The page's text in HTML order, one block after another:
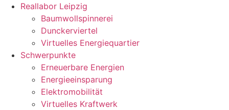
Reallabor Leipzig
Baumwollspinnerei
Dunckerviertel
Virtuelles Energiequartier
Schwerpunkte
Erneuerbare Energien
Energieeinsparung
Elektromobilität
Virtuelles Kraftwerk